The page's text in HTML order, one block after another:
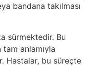
bandana takılması
sürmektedir. Bu
anlamıyla
Hastalar, bu süreçte